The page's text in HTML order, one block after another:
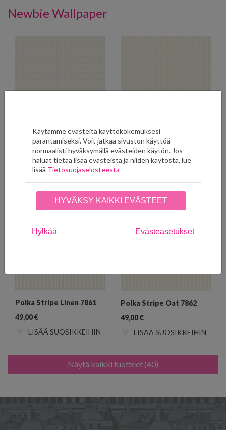
Newbie Wallpaper
Picnic Check Linen 7866
49,00€
LISÄÄ SUOSIKKEIHIN
Picnic Check Lemonade
7867
49,00€
Polka Stripe Linen 7861
49,00€
LISÄÄ SUOSIKKEIHIN
Polka Stripe Oat 7862
49,00€
LISÄÄ SUOSIKKEIHIN
Näytä kaikki tuotteet (40)
Käytämme evästeitä käyttökokemuksesi
parantamiseksi. Voit jatkaa sivuston käyttöä
normaalisti hyväksymällä evästeiden käytön. Jos
haluat tietää lisää evästeistä ja niiden käytöstä, lue
lisää Tietosuojaselosteesta
HYVÄKSY KAIKKI EVÄSTEET
Hylkää Evästeasetukset